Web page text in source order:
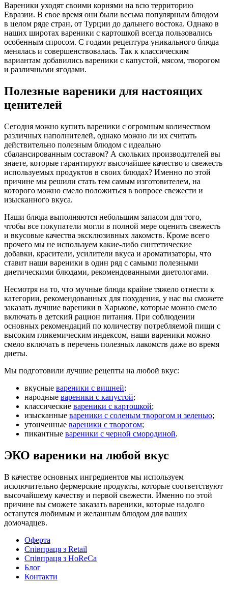
Вареники уходят своими корнями на всю территорию
Евразии. В свое время они были весьма популярным блюдом
в целом ряде стран, от Турции до дальнего востока. Однако в
наших широтах вареники с картошкой всегда пользовались
особенным спросом. С годами рецептура уникального блюда
менялась и совершенствовалась. Так к классическим
вариантам добавились вареники с капустой, мясом, творогом
и различными ягодами.
Полезные вареники для настоящих
ценителей
Сегодня можно купить вареники с огромным количеством
различных наполнителей, однако можно ли их считать
действительно полезным блюдом с идеально
сбалансированным составом? А скольких производителей вы
знаете, которые гарантируют высочайшее качество и свежесть
используемых продуктов в своих блюдах? Именно по этой
причине мы решили стать тем самым изготовителем, на
которого можно смело положиться в вопросе свежести и
изысканного вкуса.
Наши блюда выполняются небольшим запасом для того,
чтобы все покупатели могли в полной мере оценить свежесть
и вкусовые качества эксклюзивных лакомств. Кроме всего
прочего мы не используем какие-либо синтетические
добавки, красители, усилители вкуса и ароматизаторы, что
ставит наши вареники в один ряд с самыми полезными
диетическими блюдами, рекомендованными диетологами.
Несмотря на то, что мучные блюда крайне тяжело отнести к
категории, рекомендованных для похудения, у нас вы сможете
заказать лучшие вареники в Харькове, которые можно смело
включать в детский рацион питания. При соблюдении
основных рекомендаций по количеству потребляемой пищи с
высоким гликемическим индексом, наши вареники можно
смело включать в перечень полезных лакомств даже во время
диеты.
Мы подготовили лучшие рецепты на любой вкус:
вкусные вареники с вишней;
народные вареники с капустой;
классические вареники с картошкой;
изысканные вареники с соленым творогом и зеленью;
утонченные вареники с творогом;
пикантные вареники с черной смородиной.
ЭКО вареники на любой вкус
В качестве основных ингредиентов мы используем
исключительно фермерские продукты, которые соответствуют
высочайшему качеству и первой свежести. Именно по этой
причине вы сможете заказать вареники, которые надолго
останутся любимым и желанным блюдом для ваших
домочадцев.
Оферта
Співпраця з Retail
Співпраця з HoReCa
Блог
Контакти